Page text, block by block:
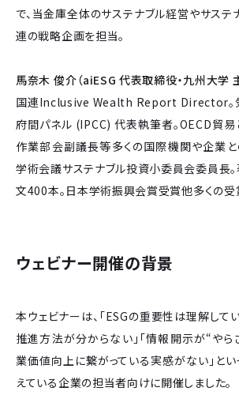
で、当金庫全体のサステナブル経営やサステ
連の戦略企画を担当。
馬奈木 俊介（aiESG 代表取締役・九州大学
国連Inclusive Wealth Report Director。
府間パネル (IPCC) 代表執筆者。OECD貿
作業部会副議長等多くの国際機関や企業と
学術会議サステナブル投資小委員会委員長
文400本。日本学術振興会賞受賞他多くの受
ウェビナー開催の背景
本ウェビナーは、「ESGの重要性は理解して
推進方法が分からない」「情報開示が“やら
業価値向上に繋がっている実感がない」と
えている企業の担当者向けに開催しました。